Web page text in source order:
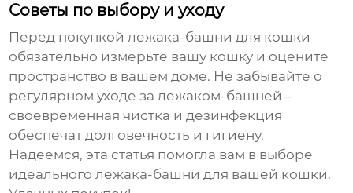
Советы по выбору и уходу
Перед покупкойлежака-башни для кошки
обязательно измерьте вашу кошку и оцените
пространство в вашем доме. Не забывайте о
регулярном уходе залежаком-башней –
своевременная чистка и дезинфекция
обеспечат долговечность и гигиену.
Надеемся, эта статья помогла вам в выборе
идеальноголежака-башни для вашей кошки.